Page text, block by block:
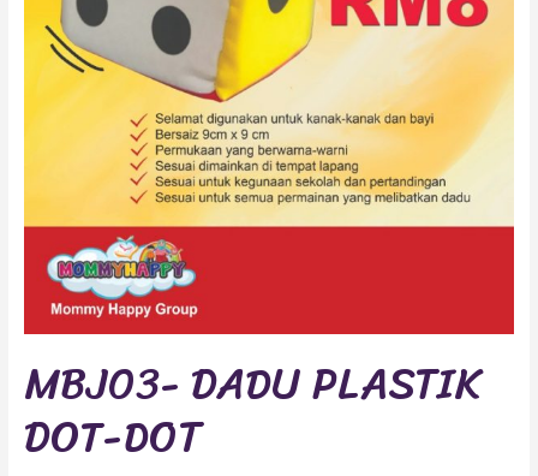
MBJ03- DADU PLASTIK
DOT-DOT